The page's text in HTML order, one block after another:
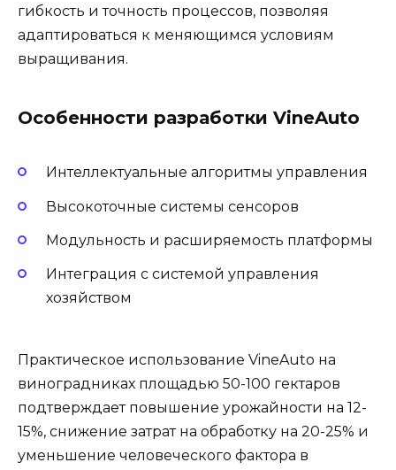
гибкость и точность процессов, позволяя
адаптироваться к меняющимся условиям
выращивания.
Особенности разработки VineAuto
Интеллектуальные алгоритмы управления
Высокоточные системы сенсоров
Модульность и расширяемость платформы
Интеграция с системой управления
хозяйством
Практическое использование VineAuto на
виноградниках площадью 50-100 гектаров
подтверждает повышение урожайности на 12-
15%, снижение затрат на обработку на 20-25% и
уменьшение человеческого фактора в